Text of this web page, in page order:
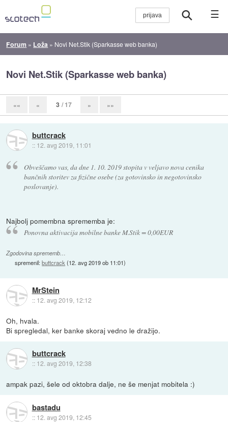
☰
Forum » Loža » Novi Net.Stik (Sparkasse web banka)
Novi Net.Stik (Sparkasse web banka)
«« « 3 / 17 » »»
buttcrack
:: 12. avg 2019, 11:01
Obveščamo vas, da dne 1. 10. 2019 stopita v veljavo nova cenika
bančnih storitev za fizične osebe (za gotovinsko in negotovinsko
poslovanje).
Najbolj pomembna sprememba je:
Ponovna aktivacija mobilne banke M.Stik = 0,00EUR
Zgodovina sprememb…
spremenil:buttcrack(12. avg 2019 ob 11:01)
MrStein
:: 12. avg 2019, 12:12
Oh, hvala.
Bi spregledal, ker banke skoraj vedno le dražijo.
buttcrack
:: 12. avg 2019, 12:38
ampak pazi, šele od oktobra dalje, ne še menjat mobitela :)
bastadu
:: 12. avg 2019, 12:45